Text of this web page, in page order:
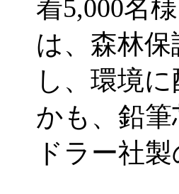
着5,000名
は、森林
し、環境
かも、鉛
ドラー社